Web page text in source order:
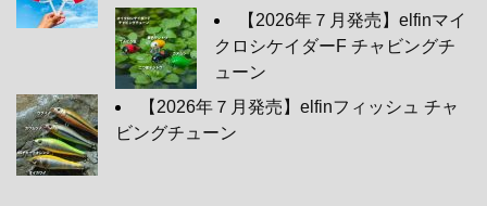
【2026年７月発売】elfinマイ
クロシケイダーF チャビングチ
ューン
【2026年７月発売】elfinフィッシュ チャ
ビングチューン